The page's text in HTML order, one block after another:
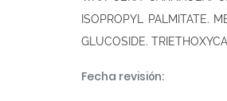
ISOPROPYL PALMITATE.
GLUCOSIDE.
Fecha revisión: